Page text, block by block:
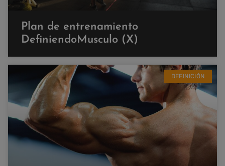
Plan de entrenamiento
DefiniendoMusculo (X)
DEFINICIÓN